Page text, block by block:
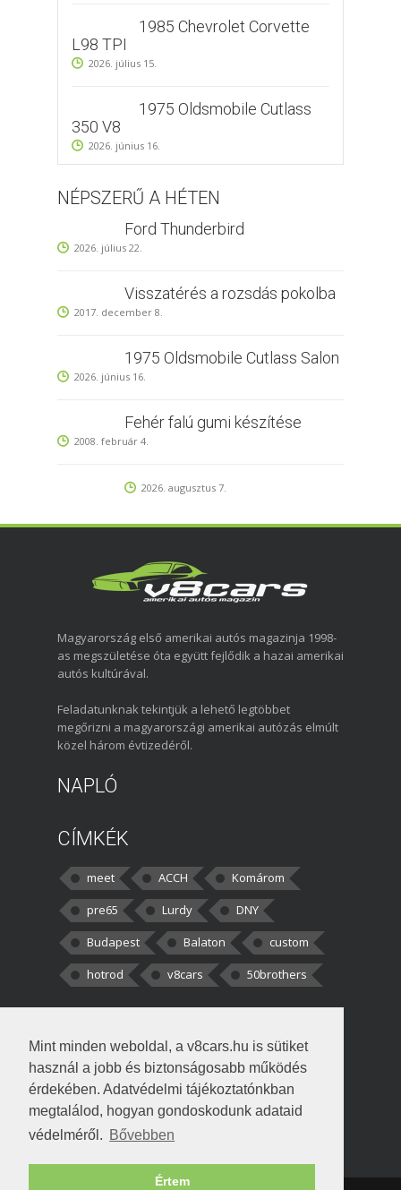
Mint minden weboldal, a v8cars.hu is sütiket
használ a jobb és biztonságosabb működés
érdekében. Adatvédelmi tájékoztatónkban
megtalálod, hogyan gondoskodunk adataid
védelméről. Bővebben
Értem
1985 Chevrolet Corvette
L98 TPI
2026. július 15.
1975 Oldsmobile Cutlass
350 V8
2026. június 16.
NÉPSZERŰ A HÉTEN
Ford Thunderbird
2026. július 22.
Visszatérés a rozsdás pokolba
2017. december 8.
1975 Oldsmobile Cutlass Salon
2026. június 16.
Fehér falú gumi készítése
2008. február 4.
2026. augusztus 7.
Magyarország első amerikai autós magazinja 1998-
as megszületése óta együtt fejlődik a hazai amerikai
autós kultúrával.
Feladatunknak tekintjük a lehető legtöbbet
megőrizni a magyarországi amerikai autózás elmúlt
közel három évtizedéről.
NAPLÓ
CÍMKÉK
meet ACCH
Komárom
pre65
Lurdy
DNY
Budapest
Balaton
custom
hotrod
v8cars 50brothers
kortisz:Elszúrtam! Én csak két
darabbaal számoltam. Nem tudtam, hogy fél autót,
Béke:
!fasza Örültem is nagyon, amikor